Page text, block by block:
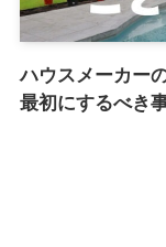
ハウスメーカー
最初にするべき